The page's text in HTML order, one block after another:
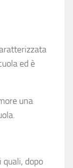
ed è
una
quali, dopo